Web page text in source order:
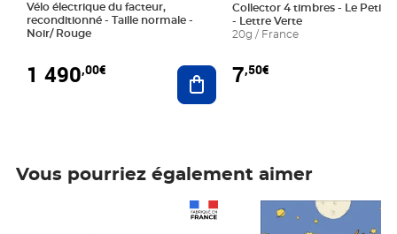
Vélo électrique du facteur,
reconditionné - Taille normale -
Noir/ Rouge
1 490,00€ Ajouter au panier
Collector 4 timbres - Le Petit
- Lettre Verte
20g / France
7,50€
Vous pourriez également aimer
Prix 7,50€